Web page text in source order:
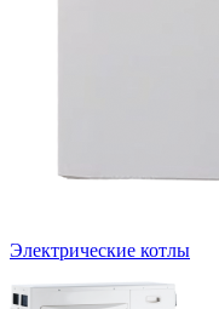
Электрические котлы